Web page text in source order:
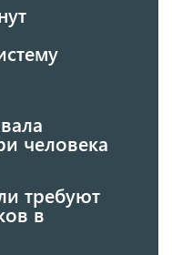
человека
требуют
в